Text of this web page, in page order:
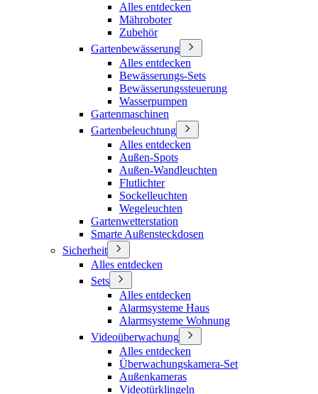
Alles entdecken
Mähroboter
Zubehör
Gartenbewässerung
Alles entdecken
Bewässerungs-Sets
Bewässerungssteuerung
Wasserpumpen
Gartenmaschinen
Gartenbeleuchtung
Alles entdecken
Außen-Spots
Außen-Wandleuchten
Flutlichter
Sockelleuchten
Wegeleuchten
Gartenwetterstation
Smarte Außensteckdosen
Sicherheit
Alles entdecken
Sets
Alles entdecken
Alarmsysteme Haus
Alarmsysteme Wohnung
Videoüberwachung
Alles entdecken
Überwachungskamera-Set
Außenkameras
Videotürklingeln